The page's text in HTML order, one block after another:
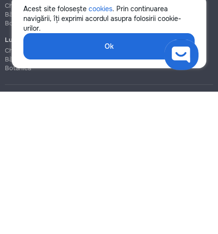
Acest site folosește cookies. Prin continuarea
navigării, îți exprimi acordul asupra folosirii cookie-
urilor.
Ok
Chișinău
Bălți
Botanica
Chișinău
Botanica
Lucrări de construcție și instalare
Chișinău
Bălți
Botanica